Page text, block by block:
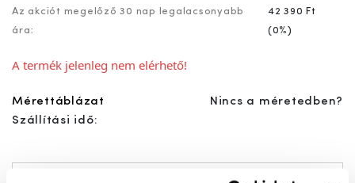
Az akciót megelőző 30 nap legalacsonyabb
ára:
42 390 Ft
(0%)
A termék jelenleg nem elérhető!
Mérettáblázat
Nincs a méretedben?
Szállítási idő: